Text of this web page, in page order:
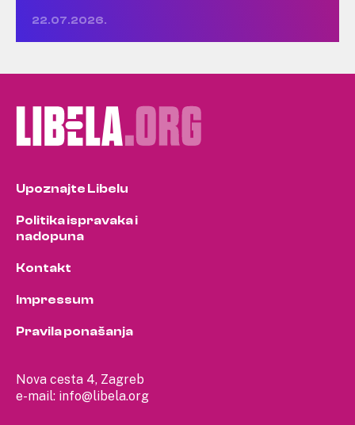
22.07.2026.
Nova cesta 4, Zagreb
e-mail: info@libela.org
Upoznajte Libelu
Politika ispravaka i
nadopuna
Kontakt
Impressum
Pravila ponašanja